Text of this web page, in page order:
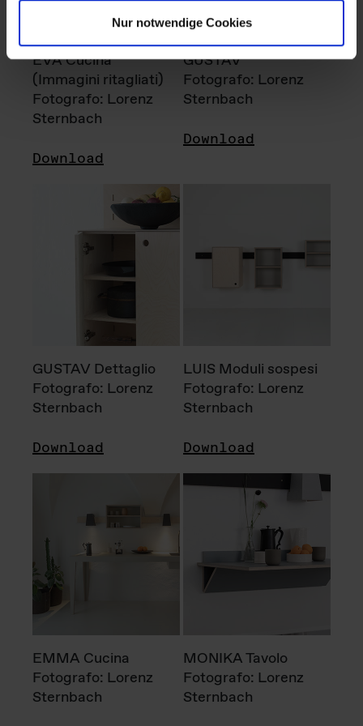
Nur notwendige Cookies
EVA Cucina
(Immagini ritagliati)
Fotografo: Lorenz
Sternbach
Download
GUSTAV
Fotografo: Lorenz
Sternbach
Download
GUSTAV Dettaglio
Fotografo: Lorenz
Sternbach
Download
LUIS Moduli sospesi
Fotografo: Lorenz
Sternbach
Download
EMMA Cucina
Fotografo: Lorenz
Sternbach
MONIKA Tavolo
Fotografo: Lorenz
Sternbach